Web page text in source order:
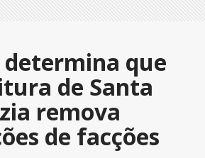
determina que
de Santa
remova
de facções